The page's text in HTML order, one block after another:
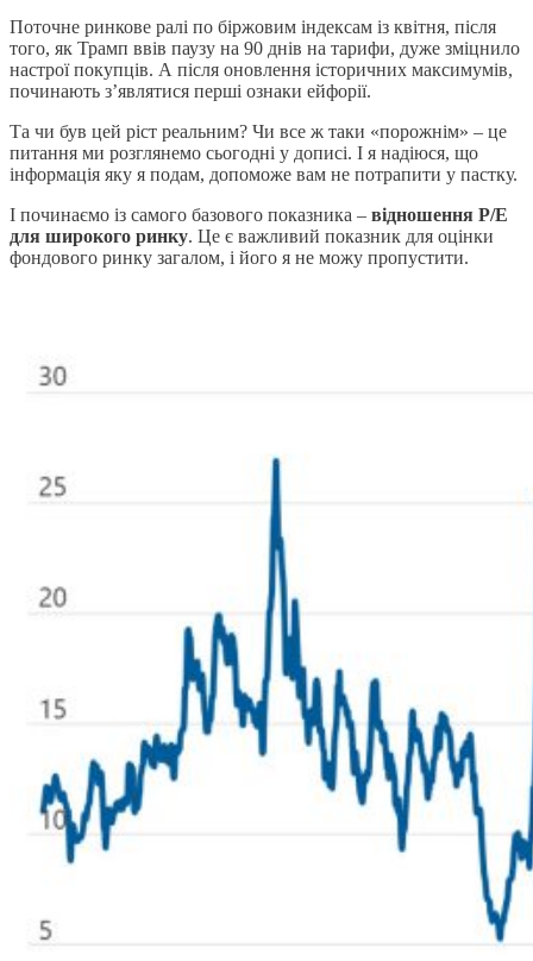
Поточне ринкове ралі по біржовим індексам із квітня, після
того, як Трамп ввів паузу на 90 днів на тарифи, дуже зміцнило
настрої покупців. А після оновлення історичних максимумів,
починають з’являтися перші ознаки ейфорії.
Та чи був цей ріст реальним? Чи все ж таки «порожнім» – це
питання ми розглянемо сьогодні у дописі. І я надіюся, що
інформація яку я подам, допоможе вам не потрапити у пастку.
І починаємо із самого базового показника – відношення P/E
для широкого ринку. Це є важливий показник для оцінки
фондового ринку загалом, і його я не можу пропустити.